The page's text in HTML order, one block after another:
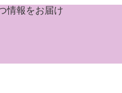
情報をお届け